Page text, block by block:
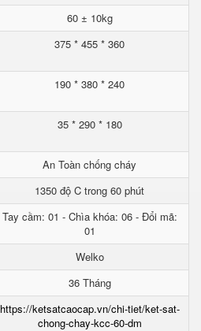
60 ± 10kg
375 * 455 * 360
190 * 380 * 240
35 * 290 * 180
An Toàn chống cháy
1350 độ C trong 60 phút
Tay cầm: 01 - Chìa khóa: 06 - Đổi mã:
01
Welko
36 Tháng
https://ketsatcaocap.vn/chi-tiet/ket-sat-
chong-chay-kcc-60-dm